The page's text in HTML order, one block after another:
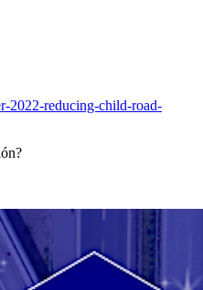
2022-reducing-child-road-